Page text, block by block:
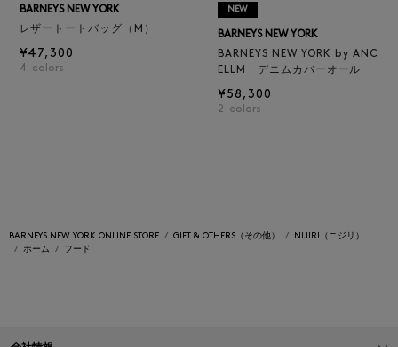
BARNEYS NEW YORK
レザートートバッグ（M）
¥47,300
4 colors
NEW
BARNEYS NEW YORK
BARNEYS NEW YORK by ANC
ELLM デニムカバーオール
¥58,300
2 colors
BARNEYS NEW YORK ONLINE STORE GIFT & OTHERS（その他）
NIJIRI（ニジリ）
ホーム
フード